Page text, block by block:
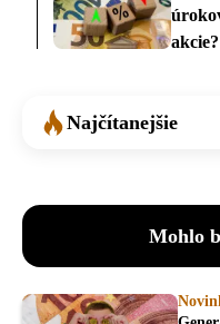
akcie?
Najčítanejšie
Mohlo